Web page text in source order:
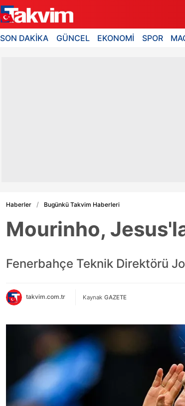
SON DAKİKA GÜNCEL EKONOMİ SPOR
Haberler Bugünkü Takvim Haberleri
Mourinho,
Fenerbahçe Teknik Direktörü
takvim.com.tr Kaynak GAZETE